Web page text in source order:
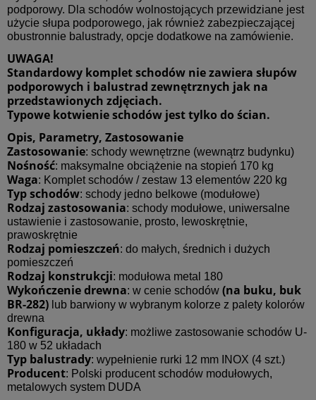
podporowy. Dla schodów wolnostojących przewidziane jest
użycie słupa podporowego, jak również zabezpieczającej
obustronnie balustrady, opcje dodatkowe na zamówienie.
UWAGA!
Standardowy komplet schodów nie zawiera słupów
podporowych i balustrad zewnętrznych jak na
przedstawionych zdjęciach.
Typowe kotwienie schodów jest tylko do ścian.
Opis, Parametry, Zastosowanie
Zastosowanie: schody wewnętrzne (wewnątrz budynku)
Nośność: maksymalne obciążenie na stopień 170 kg
Waga: Komplet schodów / zestaw 13 elementów 220 kg
Typ schodów: schody jedno belkowe (modułowe)
Rodzaj zastosowania: schody modułowe, uniwersalne
ustawienie i zastosowanie, prosto, lewoskrętnie,
prawoskrętnie
Rodzaj pomieszczeń: do małych, średnich i dużych
pomieszczeń
Rodzaj konstrukcji: modułowa metal 180
Wykończenie drewna: w cenie schodów (na buku, buk
BR-282) lub barwiony w wybranym kolorze z palety kolorów
drewna
Konfiguracja, układy: możliwe zastosowanie schodów U-
180 w 52 układach
Typ balustrady: wypełnienie rurki 12 mm INOX (4 szt.)
Producent: Polski producent schodów modułowych,
metalowych system DUDA